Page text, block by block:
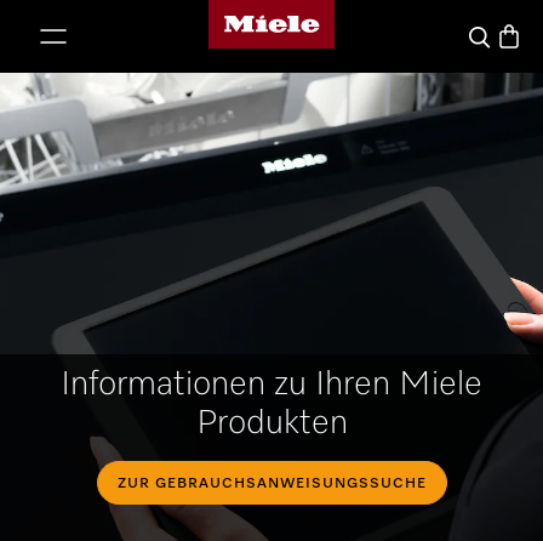
Miele-Homepage
Suche
Informationen zu Ihren Miele
Produkten
ZUR GEBRAUCHSANWEISUNGSSUCHE